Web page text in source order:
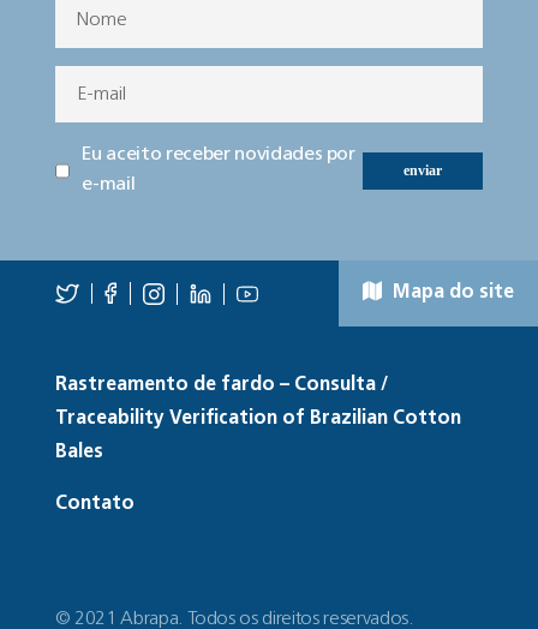
Eu aceito receber novidades por
e-mail
enviar
Rastreamento de fardo – Consulta /
Traceability Verification of Brazilian Cotton
Bales
Contato
Mapa do site
© 2021 Abrapa. Todos os direitos reservados.